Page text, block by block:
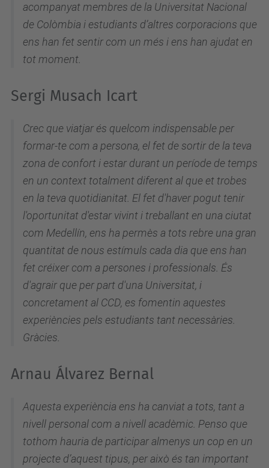
acompanyat membres de la Universitat Nacional
de Colòmbia i estudiants d’altres corporacions que
ens han fet sentir com un més i ens han ajudat en
tot moment.
Sergi Musach Icart
Crec que viatjar és quelcom indispensable per
formar-te com a persona, el fet de sortir de la teva
zona de confort i estar durant un període de temps
en un context totalment diferent al que et trobes
en la teva quotidianitat. El fet d'haver pogut tenir
l'oportunitat d'estar vivint i treballant en una ciutat
com Medellín, ens ha permès a tots rebre una gran
quantitat de nous estímuls cada dia que ens han
fet créixer com a persones i professionals. És
d'agrair que per part d'una Universitat, i
concretament al CCD, es fomentin aquestes
experiències pels estudiants tant necessàries.
Gràcies.
Arnau Álvarez Bernal
Aquesta experiència ens ha canviat a tots, tant a
nivell personal com a nivell acadèmic. Penso que
tothom hauria de participar almenys un cop en un
projecte d’aquest tipus, per això és tan important